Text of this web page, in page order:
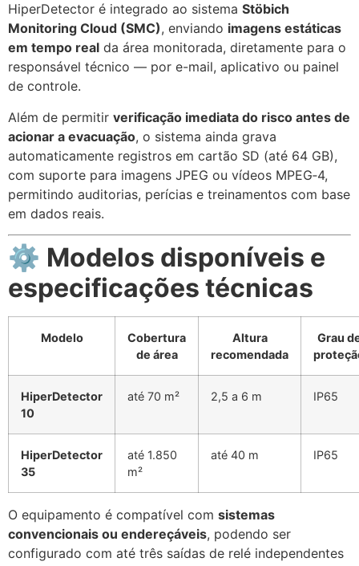
HiperDetector é integrado ao sistema Stöbich
Monitoring Cloud (SMC), enviando imagens estáticas
em tempo real da área monitorada, diretamente para o
responsável técnico — por e-mail, aplicativo ou painel
de controle.
Além de permitir verificação imediata do risco antes de
acionar a evacuação, o sistema ainda grava
automaticamente registros em cartão SD (até 64 GB),
com suporte para imagens JPEG ou vídeos MPEG‑4,
permitindo auditorias, perícias e treinamentos com base
em dados reais.
⚙️ Modelos disponíveis e
especificações técnicas
Modelo
Cobertura
de área
Altura
recomendada
Grau
HiperDetector
10
até 70 m² 2,5 a 6 m IP65
HiperDetector
35
até 1.850
m²
até 40 m IP65
O equipamento é compatível com sistemas
convencionais ou endereçáveis, podendo ser
configurado com até três saídas de relé independentes